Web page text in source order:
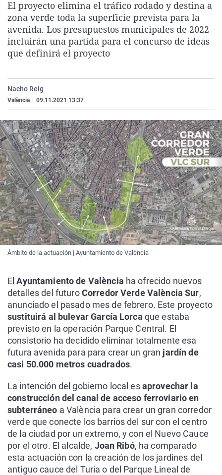
La rosa de los vientos
Gente viajera
Como el perro y el
Caso
Retornados
Equipo de
Extremadura
Galicia
La Rioja
País Vasco
Virales
Televisión
Elecciones
El proyecto elimina el tráfico rodado y destina a
zona verde toda la superficie prevista para la
avenida. Los presupuestos municipales de 2022
incluirán una partida para el concurso de ideas
que definirá el proyecto
Nacho Reig
València 09.11.2021 13:37
Ámbito de la actuación | Ayuntamiento de València
ElAyuntamiento de València ha ofrecido nuevos
detalles del futuroCorredor Verde València Sur,
anunciado el pasado mes de febrero. Este proyecto
sustituirá al bulevar García Lorca que estaba
previsto en la operación Parque Central. El
consistorio ha decidido eliminar totalmente esa
futura avenida para para crear un gran jardín de
casi 50.000 metros cuadrados.
La intención del gobierno local esaprovechar la
construcción del canal de acceso ferroviario en
subterráneo a València para crear un gran corredor
verde que conecte los barrios del sur con el centro
de la ciudad por un extremo, y con el Nuevo Cauce
por el otro. El alcalde, Joan Ribó, ha comparado
esta actuación con la creación de los jardines del
antiguo cauce del Turia o del Parque Lineal de